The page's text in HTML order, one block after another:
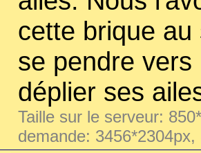
cette brique
se pendre
déplier ses
Taille sur le serveur:
demande: